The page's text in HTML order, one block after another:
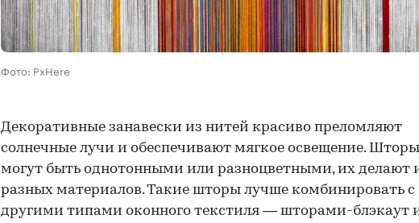
Фото: PxHere
Декоративные занавески из нитей красиво преломляют
солнечные лучи и обеспечивают мягкое освещение.
могут быть однотонными или разноцветными, их делают
разных материалов. Такие шторы лучше комбинировать с
другими типами оконного текстиля — шторами-блэкаут